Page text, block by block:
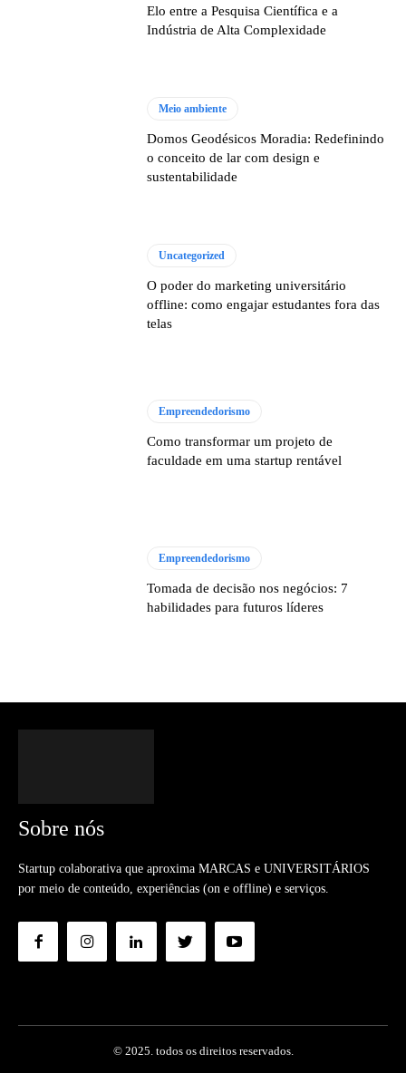
Elo entre a Pesquisa Científica e a
Indústria de Alta Complexidade
Meio ambiente
Domos Geodésicos Moradia: Redefinindo
o conceito de lar com design e
sustentabilidade
Uncategorized
O poder do marketing universitário
offline: como engajar estudantes fora das
telas
Empreendedorismo
Como transformar um projeto de
faculdade em uma startup rentável
Empreendedorismo
Tomada de decisão nos negócios: 7
habilidades para futuros líderes
Sobre nós
Startup colaborativa que aproxima MARCAS e UNIVERSITÁRIOS
por meio de conteúdo, experiências (on e offline) e serviços.
© 2025. todos os direitos reservados.